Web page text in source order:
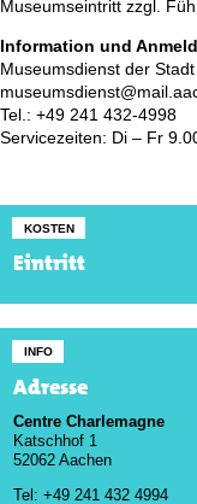
Museumseintritt zzgl.
Information und
Museumsdienst der Stadt
Tel.: +49 241 432-4998
Servicezeiten: Di – Fr
KOSTEN
Eintritt
INFO
Adresse
Centre Charlemagne
Katschhof 1
52062 Aachen
Tel: +49 241 432 4994